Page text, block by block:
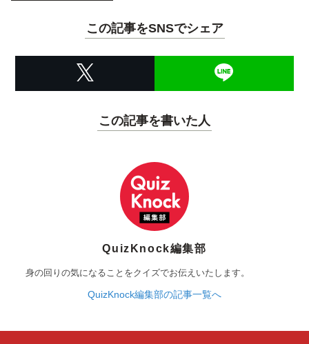
この記事をSNSでシェア
この記事を書いた人
QuizKnock編集部
身の回りの気になることをクイズでお伝えいたします。
QuizKnock編集部の記事一覧へ